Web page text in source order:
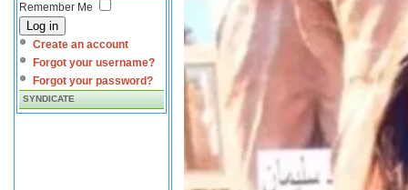
Remember Me
Log in
Create an account
Forgot your username?
Forgot your password?
SYNDICATE